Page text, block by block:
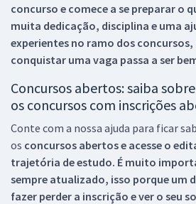
concurso e comece a se preparar o
muita dedicação, disciplina e uma
experientes no ramo dos concursos,
conquistar uma vaga passa a ser
Concursos abertos: saiba
os concursos com inscrições
Conte com a nossa ajuda para ficar
os concursos abertos e acesse o
trajetória de estudo. É muito
sempre atualizado, isso porque um
fazer perder a inscrição e ver o seu